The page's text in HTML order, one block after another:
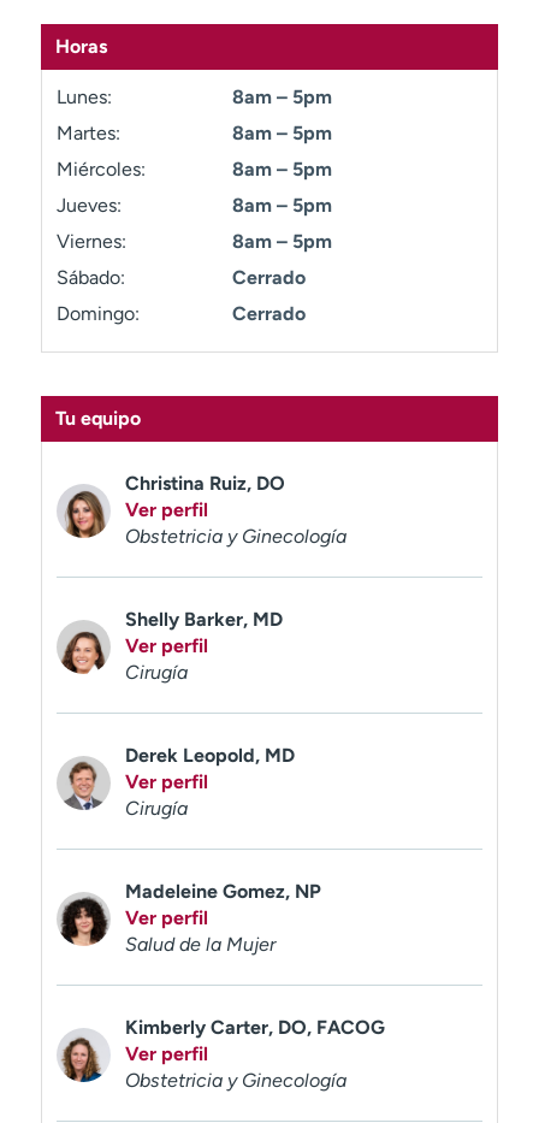
Empleados
Atención a medios de
Asistencia financiera
Contáctenos Noticias e historias
Horas
Lunes:
8am – 5pm
Martes:
8am – 5pm
Miércoles:
8am – 5pm
Jueves:
8am – 5pm
Viernes:
8am – 5pm
Sábado:
Cerrado
Domingo:
Cerrado
Tu equipo
Christina Ruiz, DO
Ver perfil
Obstetricia y Ginecología
Shelly Barker, MD
Ver perfil
Cirugía
Derek Leopold, MD
Ver perfil
Cirugía
Madeleine Gomez, NP
Ver perfil
Salud de la Mujer
Kimberly Carter, DO, FACOG
Ver perfil
Obstetricia y Ginecología